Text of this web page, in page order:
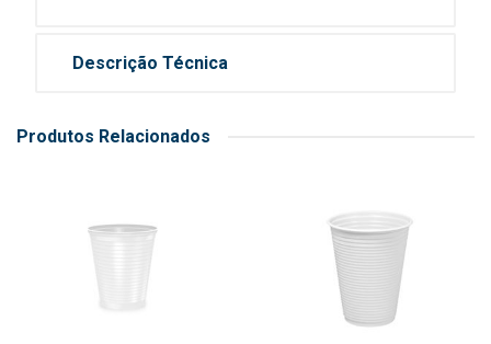
Descrição Técnica
Produtos Relacionados